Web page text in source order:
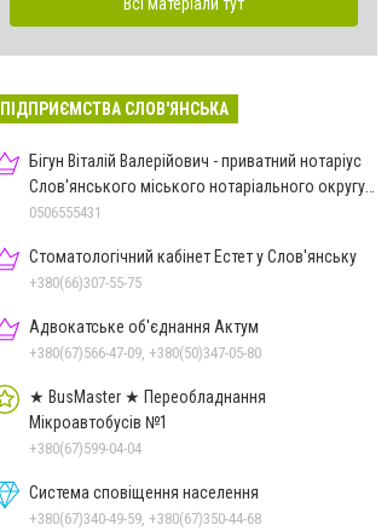
ПІДПРИЄМСТВА СЛОВ'ЯНСЬКА
Бігун Віталій Валерійович - приватний нотаріус
Слов'янського міського нотаріального округу
Дон.обл.
0506555431
Стоматологічний кабінет Естет у Слов'янську
+380(66)307-55-75
Адвокатське об'єднання Актум
+380(67)566-47-09, +380(50)347-05-80
★ BusMaster ★ Переобладнання
Мікроавтобусів №1
+380(67)599-04-04
Система сповіщення населення
+380(67)340-49-59, +380(67)350-44-68